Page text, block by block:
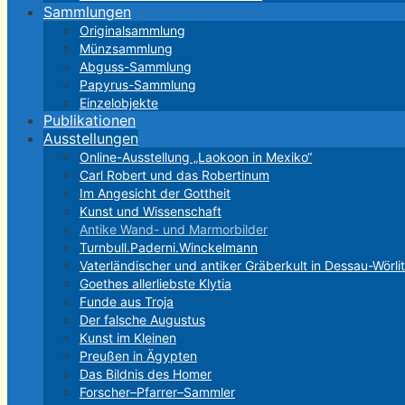
Sammlungen
Originalsammlung
Münzsammlung
Abguss-Sammlung
Papyrus-Sammlung
Einzelobjekte
Publikationen
Ausstellungen
Online-Ausstellung „Laokoon in Mexiko“
Carl Robert und das Robertinum
Im Angesicht der Gottheit
Kunst und Wissenschaft
Antike Wand- und Marmorbilder
Turnbull.Paderni.Winckelmann
Vaterländischer und antiker Gräberkult in Dessau-
Goethes allerliebste Klytia
Funde aus Troja
Der falsche Augustus
Kunst im Kleinen
Preußen in Ägypten
Das Bildnis des Homer
Forscher–Pfarrer–Sammler